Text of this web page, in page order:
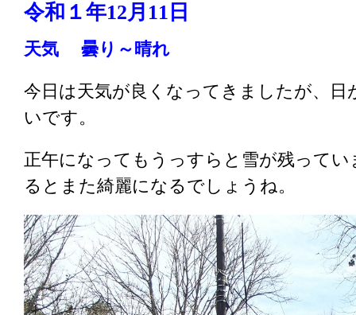
令和１年12月11 日
天気 曇り～晴れ
今日は天気が良くなってきましたが、
いです。
正午になってもうっすらと雪が残って
るとまた綺麗になるでしょうね。